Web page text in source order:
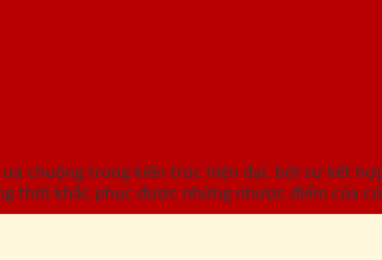
chuộng trong kiến trúc hiện đại, bởi sự kết
thời khắc phục được những nhược điểm của